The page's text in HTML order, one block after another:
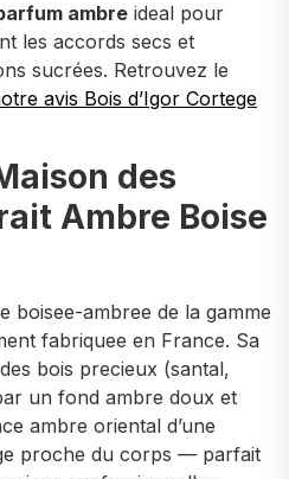
ambre ideal pour
les accords secs et
sucrées. Retrouvez le
avis Bois d’Igor Cortege
des
Ambre Boise
boisee-ambree de la gamme
fabriquee en France. Sa
bois precieux (santal,
un fond ambre doux et
ambre oriental d’une
proche du corps — parfait